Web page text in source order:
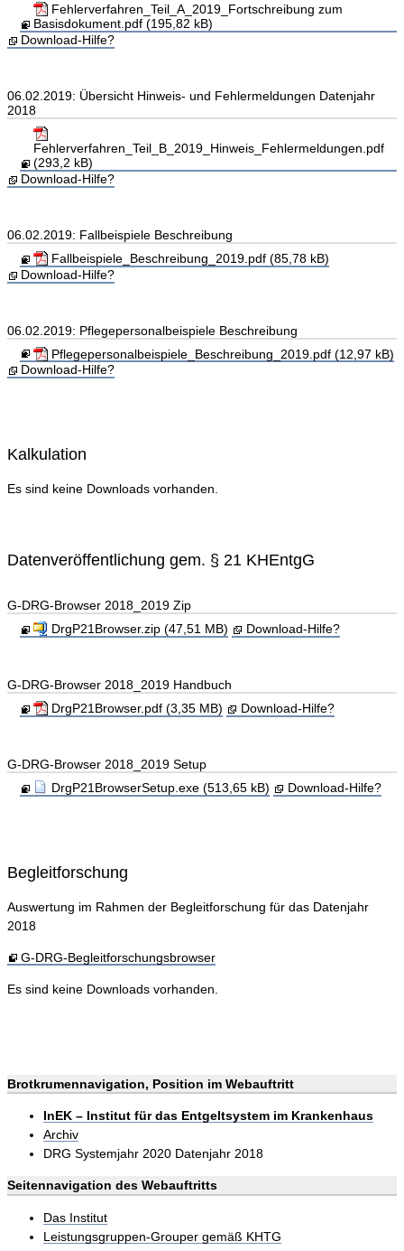
Fehlerverfahren_Teil_A_2019_Fortschreibung zum
Basisdokument.pdf (195,82 kB)
Download-Hilfe?
06.02.2019: Übersicht Hinweis- und Fehlermeldungen Datenjahr
2018
Fehlerverfahren_Teil_B_2019_Hinweis_Fehlermeldungen.pdf
(293,2 kB)
Download-Hilfe?
06.02.2019: Fallbeispiele Beschreibung
Fallbeispiele_Beschreibung_2019.pdf (85,78 kB)
Download-Hilfe?
06.02.2019: Pflegepersonalbeispiele Beschreibung
Pflegepersonalbeispiele_Beschreibung_2019.pdf (12,97 kB)
Download-Hilfe?
Kalkulation
Es sind keine Downloads vorhanden.
Datenveröffentlichung gem. § 21 KHEntgG
G-DRG-Browser 2018_2019 Zip
DrgP21Browser.zip (47,51 MB)
Download-Hilfe?
G-DRG-Browser 2018_2019 Handbuch
DrgP21Browser.pdf (3,35 MB)
Download-Hilfe?
G-DRG-Browser 2018_2019 Setup
DrgP21BrowserSetup.exe (513,65 kB)
Download-Hilfe?
Begleitforschung
Auswertung im Rahmen der Begleitforschung für das Datenjahr
2018
G-DRG-Begleitforschungsbrowser
Es sind keine Downloads vorhanden.
Brotkrumennavigation, Position im Webauftritt
InEK – Institut für das Entgeltsystem im Krankenhaus
Archiv
DRG Systemjahr 2020 Datenjahr 2018
Seitennavigation des Webauftritts
Das Institut
Leistungsgruppen-Grouper gemäß KHTG